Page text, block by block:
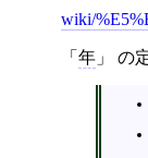
wiki/
年 の